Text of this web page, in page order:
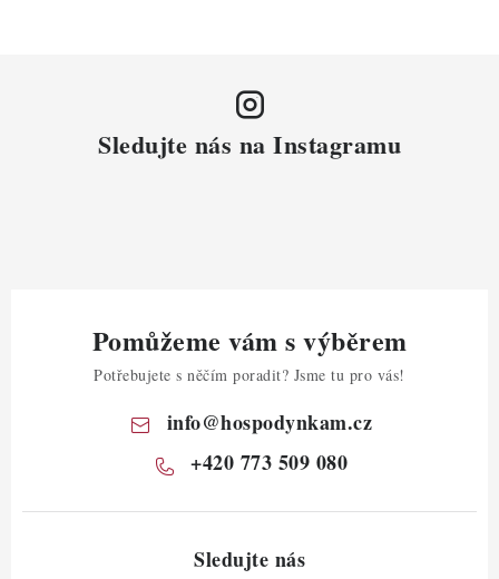
Sledujte nás na Instagramu
Pomůžeme vám s výběrem
Potřebujete s něčím poradit? Jsme tu pro vás!
info@hospodynkam.cz
+420 773 509 080